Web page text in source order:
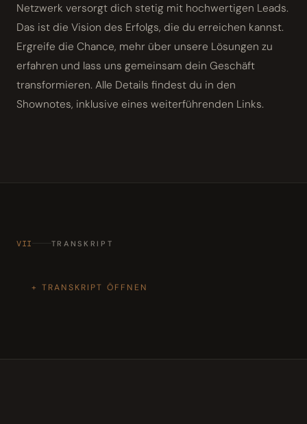
Netzwerk versorgt dich stetig mit hochwertigen Leads.
Das ist die Vision des Erfolgs, die du erreichen kannst.
Ergreife die Chance, mehr über unsere Lösungen zu
erfahren und lass uns gemeinsam dein Geschäft
transformieren. Alle Details findest du in den
Shownotes, inklusive eines weiterführenden Links.
VII TRANSKRIPT
TRANSKRIPT ÖFFNEN